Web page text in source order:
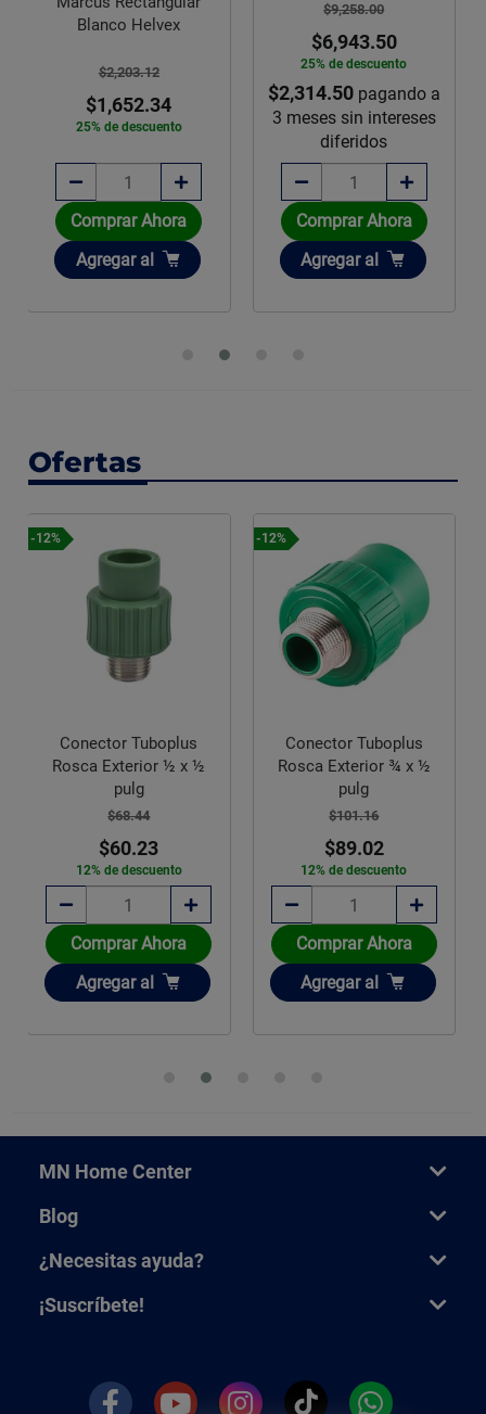
$9,258.00
25% de descuento
$2,314.50pagando a
3 meses sin intereses
Comprar Ahora
Añadir
Agregar al
Mezcladora Rugo
Fregadero Maneral Abs
Cromo
$656.90
Disponible sobre pedido
Agotado
Ofertas
-12%
Conector Tuboplus
Rosca Exterior ¾ x ½
pulg
$101.16
$89.02
12% de descuento
Comprar Ahora
Añadir
Agregar al
-12%
Conector Tuboplus
Rosca Exterior 1 x 1
pulgadas Rotoplas
$302.00
$265.76
12% de descuento
Comprar Ahora
Añadir
Agregar al
MN Home Center
Blog
¿Necesitas ayuda?
¡Suscríbete!